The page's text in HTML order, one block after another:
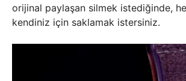
orijinal paylaşan silmek istediğinde,
kendiniz için saklamak istersiniz.